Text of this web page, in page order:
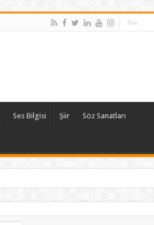
Ses Bilgisi Şiir Söz Sanatları